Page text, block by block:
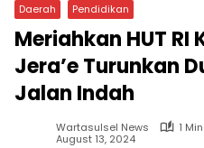
Daerah Pendidikan
Meriahkan HUT RI
Jera’e Turunkan
Jalan Indah
Wartasulsel News
1
August 13, 2024